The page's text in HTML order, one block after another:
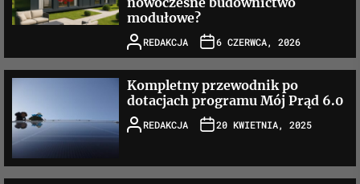
modułowe?
REDAKCJA 6 CZERWCA, 2026
Kompletny przewodnik po
dotacjach programu Mój Prąd 6.0
REDAKCJA 20 KWIETNIA, 2025